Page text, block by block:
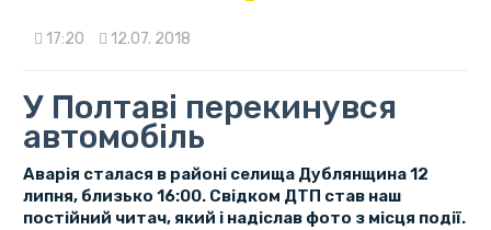
17:20 12.07. 2018
У Полтаві перекинувся
автомобіль
Аварія сталася в районі селища Дублянщина 12
липня, близько 16:00. Свідком ДТП став наш
постійний читач, який і надіслав фото з місця події.